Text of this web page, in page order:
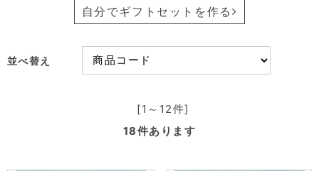
自分でギフトセットを作る
並べ替え
[1～12件]
18件あります